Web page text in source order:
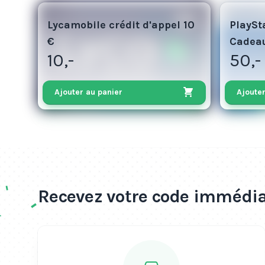
Lycamobile crédit d'appel 10
€
10,-
Ajouter au panier
50
50,-
Recevez votre code